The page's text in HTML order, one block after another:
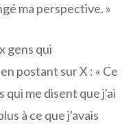
ma perspective. »
gens qui
postant sur X : « Ce
qui me disent que j'ai
à ce que j'avais